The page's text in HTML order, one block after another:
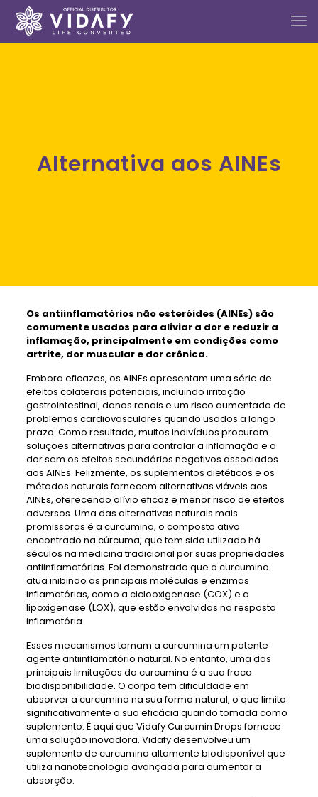
Alternativa aos AINEs
Os antiinflamatórios não esteróides (AINEs) são
comumente usados ​​para aliviar a dor e reduzir a
inflamação, principalmente em condições como
artrite, dor muscular e dor crônica.
Embora eficazes, os AINEs apresentam uma série de
efeitos colaterais potenciais, incluindo irritação
gastrointestinal, danos renais e um risco aumentado de
problemas cardiovasculares quando usados ​​a longo
prazo. Como resultado, muitos indivíduos procuram
soluções alternativas para controlar a inflamação e a
dor sem os efeitos secundários negativos associados
aos AINEs. Felizmente, os suplementos dietéticos e os
métodos naturais fornecem alternativas viáveis ​​aos
AINEs, oferecendo alívio eficaz e menor risco de efeitos
adversos. Uma das alternativas naturais mais
promissoras é a curcumina, o composto ativo
encontrado na cúrcuma, que tem sido utilizado há
séculos na medicina tradicional por suas propriedades
antiinflamatórias. Foi demonstrado que a curcumina
atua inibindo as principais moléculas e enzimas
inflamatórias, como a ciclooxigenase (COX) e a
lipoxigenase (LOX), que estão envolvidas na resposta
inflamatória.
Esses mecanismos tornam a curcumina um potente
agente antiinflamatório natural. No entanto, uma das
principais limitações da curcumina é a sua fraca
biodisponibilidade. O corpo tem dificuldade em
absorver a curcumina na sua forma natural, o que limita
significativamente a sua eficácia quando tomada como
suplemento. É aqui que Vidafy Curcumin Drops fornece
uma solução inovadora. Vidafy desenvolveu um
suplemento de curcumina altamente biodisponível que
utiliza nanotecnologia avançada para aumentar a
absorção.